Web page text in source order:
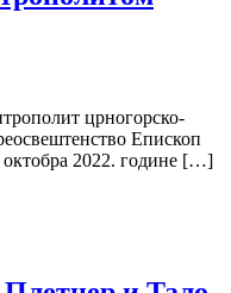
црногорско-
Епископ
октобра 2022. године […]